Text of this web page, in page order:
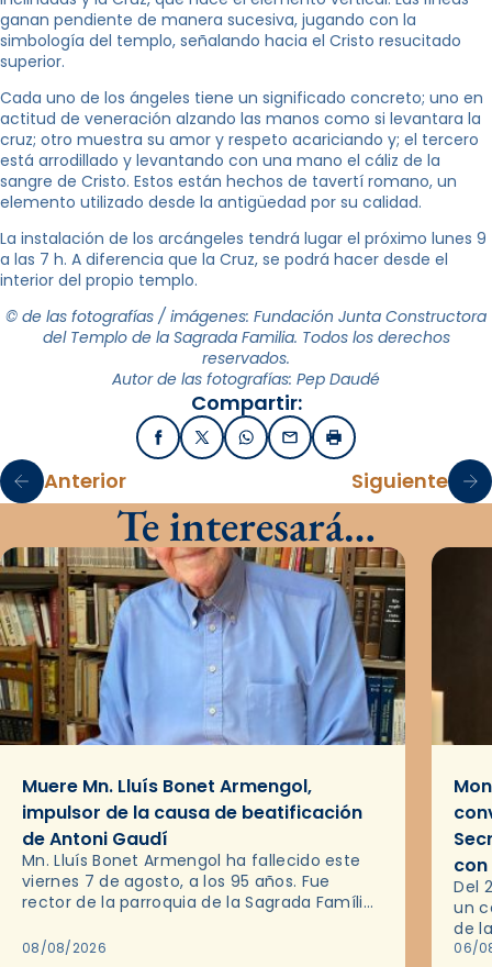
ganan pendiente de manera sucesiva, jugando con la
simbología del templo, señalando hacia el Cristo resucitado
superior.
Cada uno de los ángeles tiene un significado concreto; uno en
actitud de veneración alzando las manos como si levantara la
cruz; otro muestra su amor y respeto acariciando y; el tercero
está arrodillado y levantando con una mano el cáliz de la
sangre de Cristo. Estos están hechos de tavertí romano, un
elemento utilizado desde la antigüedad por su calidad.
La instalación de los arcángeles tendrá lugar el próximo lunes 9
a las 7 h. A diferencia que la Cruz, se podrá hacer desde el
interior del propio templo.
© de las fotografías / imágenes: Fundación Junta Constructora
del Templo de la Sagrada Familia. Todos los derechos
reservados.
Autor de las fotografías: Pep Daudé
Compartir:
FacebookX / TwitterWhatsApp
EmailImprimir
Anterior Siguiente
Te interesará…
Muere Mn. Lluís Bonet Armengol,
impulsor de la causa de beatificación
de Antoni Gaudí
Mn. Lluís Bonet Armengol ha fallecido este
viernes 7 de agosto, a los 95 años. Fue
rector de la parroquia de la Sagrada Família
08/08/2026
Del
un
de
en
06/